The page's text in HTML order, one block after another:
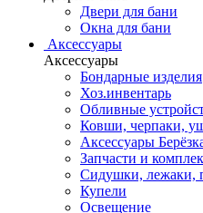
Двери для бани
Окна для бани
Аксессуары
Аксессуары
Бондарные изделия
Хоз.инвентарь
Обливные
Ковши, черпаки,
Аксессуары
Запчасти и
Сидушки, лежаки,
Купели
Освещение